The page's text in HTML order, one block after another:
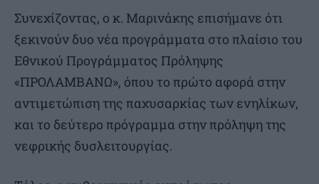
Συνεχίζοντας, ο κ. Μαρινάκης επισήμανε ότι
ξεκινούν δυο νέα προγράμματα στο πλαίσιο του
Εθνικού Προγράμματος Πρόληψης
«ΠΡΟΛΑΜΒΑΝΩ», όπου το πρώτο αφορά στην
αντιμετώπιση της παχυσαρκίας των ενηλίκων,
και το δεύτερο πρόγραμμα στην πρόληψη της
νεφρικής δυσλειτουργίας.